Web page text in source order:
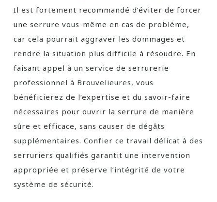
Il est fortement recommandé d’éviter de forcer
une serrure vous-même en cas de problème,
car cela pourrait aggraver les dommages et
rendre la situation plus difficile à résoudre. En
faisant appel à un service de serrurerie
professionnel à Brouvelieures, vous
bénéficierez de l’expertise et du savoir-faire
nécessaires pour ouvrir la serrure de manière
sûre et efficace, sans causer de dégâts
supplémentaires. Confier ce travail délicat à des
serruriers qualifiés garantit une intervention
appropriée et préserve l’intégrité de votre
système de sécurité.